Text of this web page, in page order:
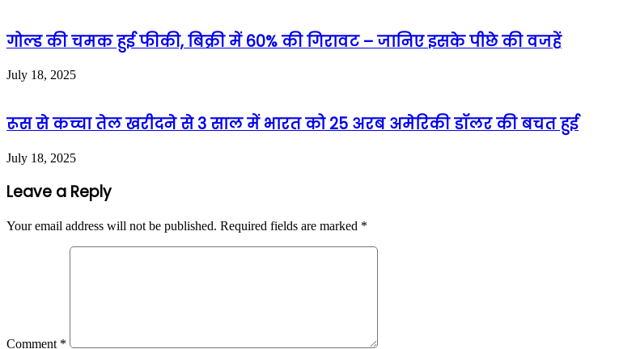
गोल्ड की चमक हुई फीकी, बिक्री में 60% की गिरावट – जानिए इसके पीछे की वजहें
July 18, 2025
रूस से कच्चा तेल खरीदने से 3 साल में भारत को 25 अरब अमेरिकी डॉलर की बचत हुई
July 18, 2025
Leave a Reply
Your email address will not be published. Required fields are marked *
Comment *